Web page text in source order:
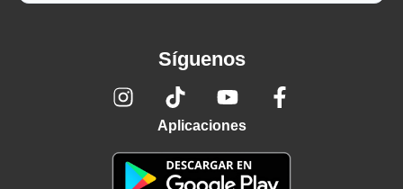
Síguenos
Aplicaciones